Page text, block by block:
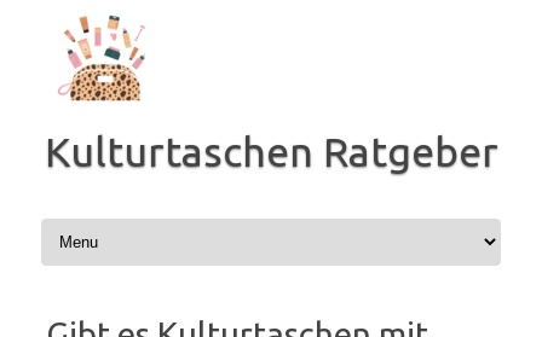
springen
Kulturtaschen Ratgeber